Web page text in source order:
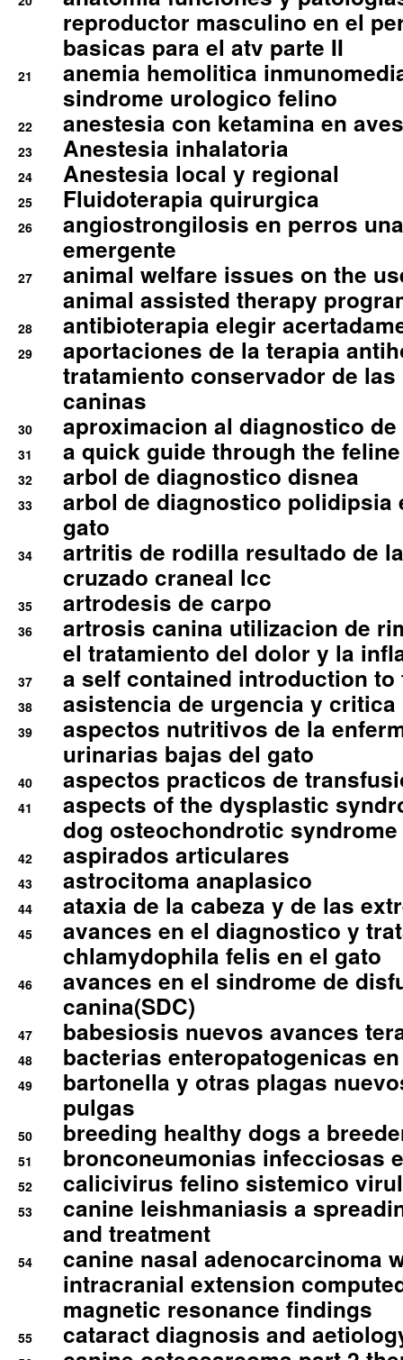
reproductor masculino en el
basicas para el atv parte II
21
anemia hemolitica
sindrome urologico felino
22 anestesia con ketamina en
23 Anestesia inhalatoria
24 Anestesia local y regional
25 Fluidoterapia quirurgica
26
angiostrongilosis en perros
emergente
27
animal welfare issues on the
animal assisted therapy
28 antibioterapia elegir
29
aportaciones de la terapia
tratamiento conservador de
caninas
30 aproximacion al diagnostico
31 a quick guide through the
32 arbol de diagnostico disnea
33
arbol de diagnostico polidipsia
gato
34
artritis de rodilla resultado de
cruzado craneal lcc
35 artrodesis de carpo
36
artrosis canina utilizacion de
el tratamiento del dolor y la
37 a self contained introduction
38 asistencia de urgencia y
39
aspectos nutritivos de la
urinarias bajas del gato
40 aspectos practicos de
41
aspects of the dysplastic
dog osteochondrotic syndrome
42 aspirados articulares
43 astrocitoma anaplasico
44 ataxia de la cabeza y de las
45
avances en el diagnostico y
chlamydophila felis en el gato
46
avances en el sindrome de
canina(SDC)
47 babesiosis nuevos avances
48 bacterias enteropatogenicas
49
bartonella y otras plagas
pulgas
50 breeding healthy dogs a
51 bronconeumonias infecciosas
52 calicivirus felino sistemico
53
canine leishmaniasis a
and treatment
54
canine nasal adenocarcinoma
intracranial extension
magnetic resonance findings
55 cataract diagnosis and